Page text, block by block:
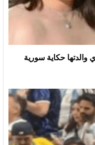
والدتها حكاية سورية